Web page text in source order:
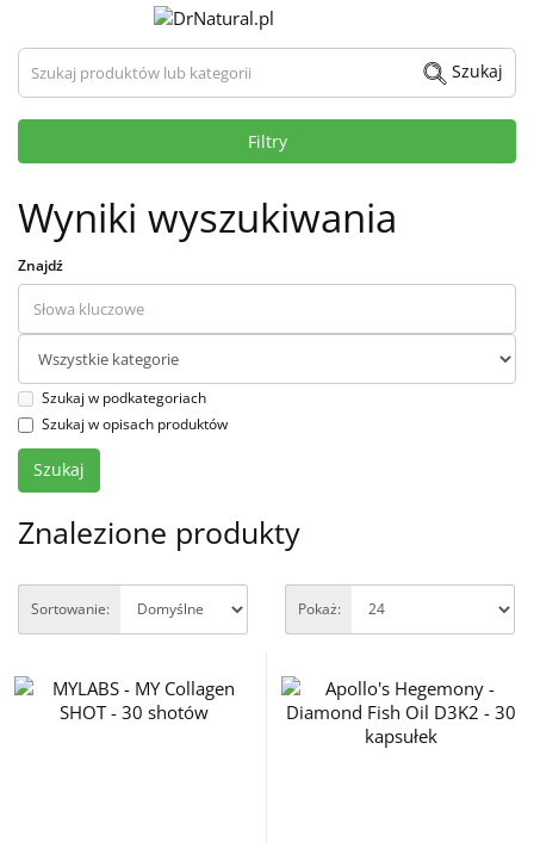
Szukaj produktów lub kategorii Szukaj
Filtry
Wyniki wyszukiwania
Znajdź
Szukaj w podkategoriach
Szukaj w opisach produktów
Znalezione produkty
Sortowanie: Pokaż: